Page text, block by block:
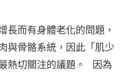
長而有身體老化的問題，
與骨骼系統，因此「肌少
熱切關注的議題。 因為